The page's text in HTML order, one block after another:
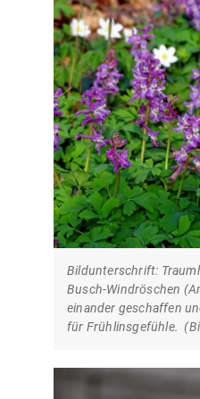
Bildunterschrift:
Busch-Windröschen
einander geschaffen
für Frühlinsgefühle.